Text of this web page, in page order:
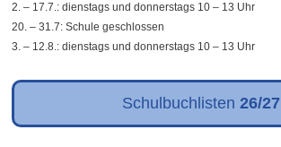
2. – 17.7.: dienstags und donnerstags 10 – 13 Uhr
20. – 31.7: Schule geschlossen
3. – 12.8.: dienstags und donnerstags 10 – 13 Uhr
Schulbuchlisten 26/27